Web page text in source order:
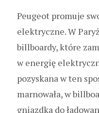
Peugeot promuje
elektryczne. W
billboardy, które
w energię
pozyskana w ten
marnowała, w
gniazdka do